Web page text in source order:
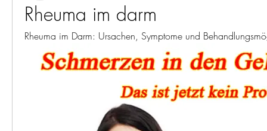
Rheuma im darm
Rheuma im Darm: Ursachen, Symptome und